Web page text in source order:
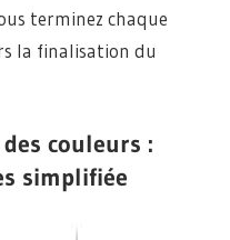
terminez chaque
la finalisation du
couleurs :
simplifiée